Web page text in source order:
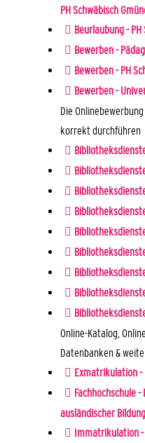
PH Schwäbisch
Beurlaubung -
Bewerben -
Bewerben - PH
Bewerben -
Die
korrekt durchführen
Online-Katalog,
Datenbanken &
Exmatrikulation -
Fachhochschule
ausländischer
Immatrikulation -